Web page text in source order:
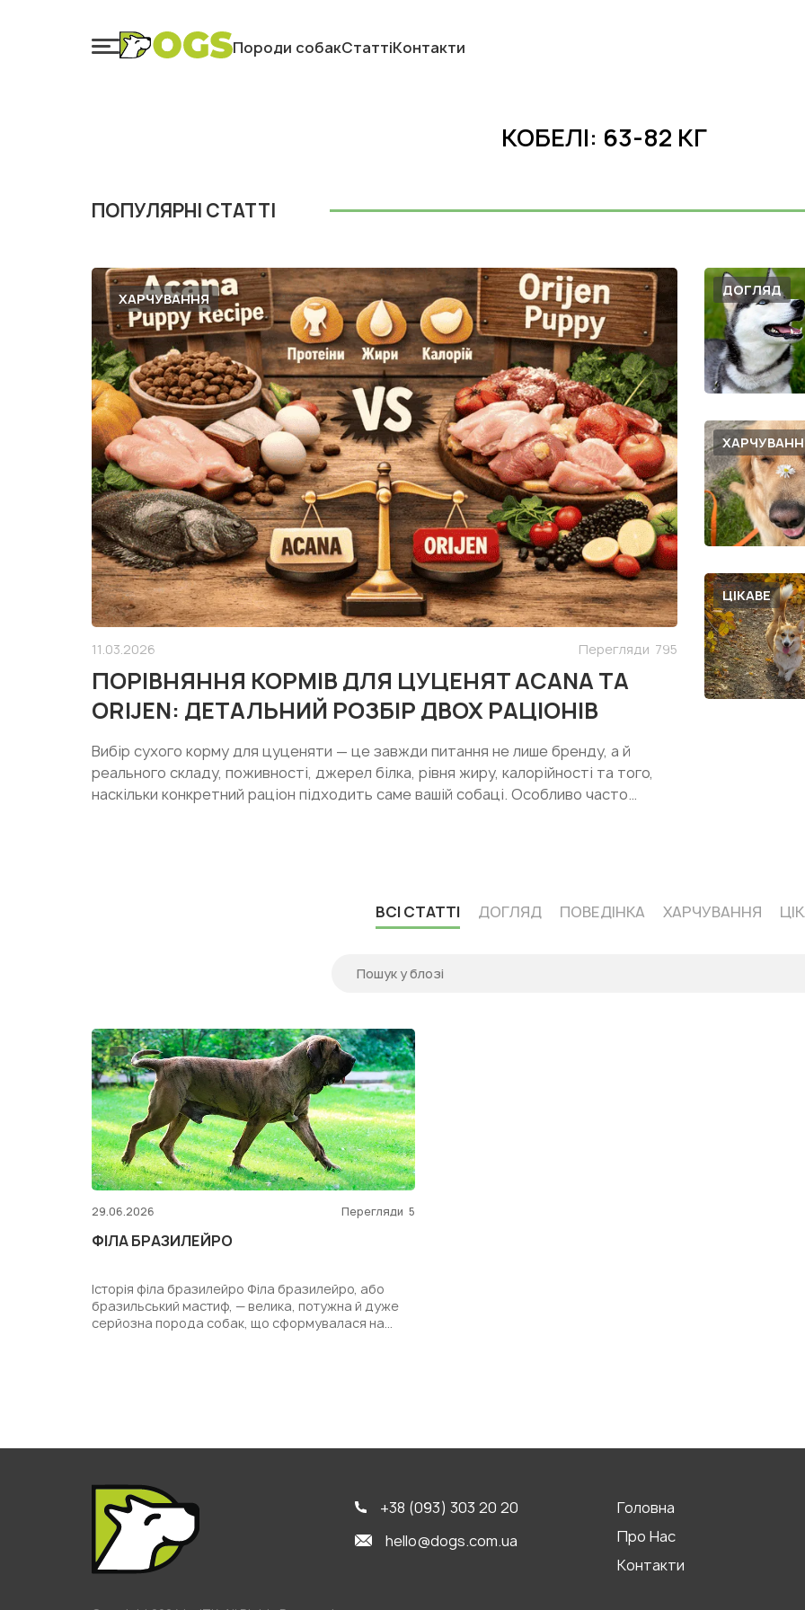
Породи собакСтаттіКонтакти
КОБЕЛІ: 63-82 КГ
ПОПУЛЯРНІ СТАТТІ
ХАРЧУВАННЯ
11.03.2026 Перегляди 795
ПОРІВНЯННЯ КОРМІВ ДЛЯ ЦУЦЕНЯТ ACANA ТА
ORIJEN: ДЕТАЛЬНИЙ РОЗБІР ДВОХ РАЦІОНІВ
Вибір сухого корму для цуценяти — це завжди питання не лише бренду, а й
реального складу, поживності, джерел білка, рівня жиру, калорійності та того,
наскільки конкретний раціон підходить саме вашій собаці. Особливо часто
ДОГЛЯД
ЦІКАВЕ
ВСІ СТАТТІ ДОГЛЯД ПОВЕДІНКА ХАРЧУВАННЯ
29.06.2026 Перегляди 5
ФІЛА БРАЗИЛЕЙРО
Історія філа бразилейро Філа бразилейро, або
бразильський мастиф, — велика, потужна й дуже
серйозна порода собак, що сформувалася на
+38 (093) 303 20 20
hello@dogs.com.ua
Головна
Про Нас
Контакти